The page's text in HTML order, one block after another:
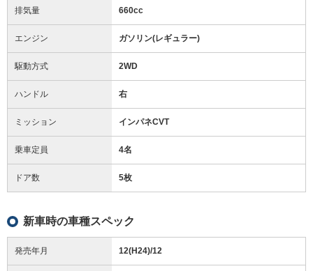
排気量 660cc
エンジン ガソリン(レギュラー)
駆動方式 2WD
ハンドル 右
ミッション インパネCVT
乗車定員 4名
ドア数 5枚
新車時の車種スペック
発売年月 12(H24)/12